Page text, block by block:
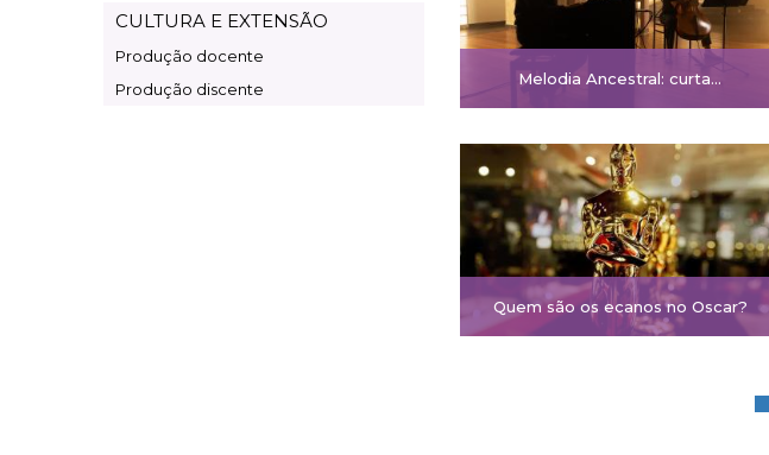
CULTURA E EXTENSÃO
Produção docente
Produção discente
Melodia Ancestral: curta…
Quem são os ecanos no Oscar?